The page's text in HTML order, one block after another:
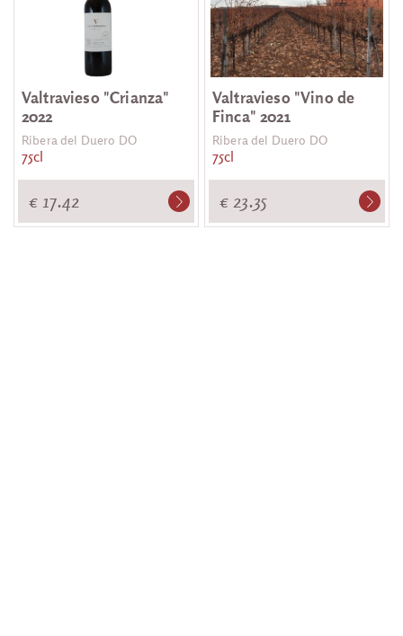
Valtravieso "Crianza"
2022
Ribera del Duero DO
75cl
€ 17.42
Valtravieso "Vino de
Finca" 2021
Ribera del Duero DO
75cl
€ 23.35